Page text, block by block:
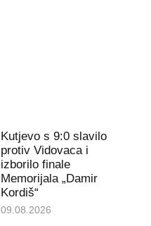
Kutjevo s 9:0 slavilo
protiv Vidovaca i
izborilo finale
Memorijala „Damir
Kordiš“
09.08.2026